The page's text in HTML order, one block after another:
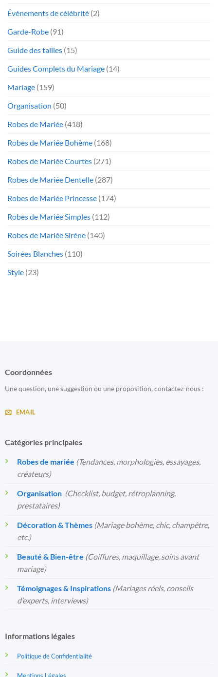
Événements de célébrité (2)
Garde-Robe (91)
Guide des tailles (15)
Guides Complets du Mariage (14)
Mariage (159)
Organisation (50)
Robes de Mariée (418)
Robes de Mariée Bohème (168)
Robes de Mariée Courtes (271)
Robes de Mariée Dentelle (287)
Robes de Mariée Princesse (174)
Robes de Mariée Simples (112)
Robes de Mariée Sirène (140)
Soirées Blanches (110)
Style (23)
Coordonnées
Une question, une suggestion ou une proposition, contactez-nous :
EMAIL
Catégories principales
Robes de mariée (Tendances, morphologies, essayages,
créateurs)
Organisation️ (Checklist, budget, rétroplanning,
prestataires)
Décoration & Thèmes (Mariage bohème, chic, champêtre,
etc.)
Beauté & Bien-être (Coiffures, maquillage, soins avant
mariage)
Témoignages & Inspirations (Mariages réels, conseils
d’experts, interviews)
Informations légales
Politique de Confidentialité